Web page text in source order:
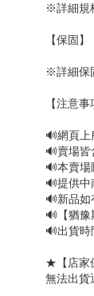
※詳細規
【保固】
※詳細保
【注意事
🔊網頁上
🔊賣場皆
🔊本賣場
🔊提供中
🔊新品如
🔊【猶豫
🔊出貨時
★【店家
無法出貨